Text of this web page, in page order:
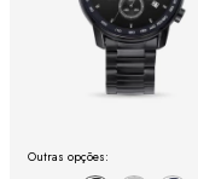
Outras opções: